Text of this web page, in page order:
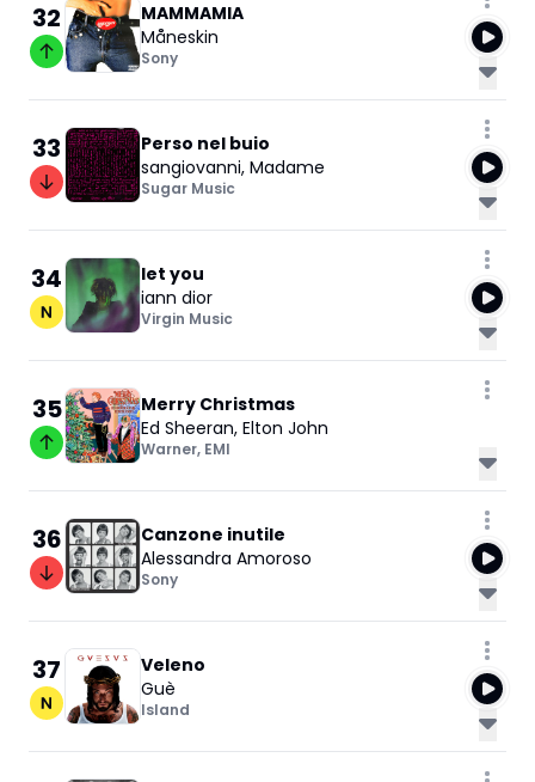
32
MAMMAMIA
Måneskin
Sony
33
Perso nel buio
sangiovanni, Madame
Sugar Music
34
let you
iann dior
Virgin Music
35
Merry Christmas
Ed Sheeran, Elton John
Warner, EMI
36
Canzone inutile
Alessandra Amoroso
Sony
37
Veleno
Guè
Island